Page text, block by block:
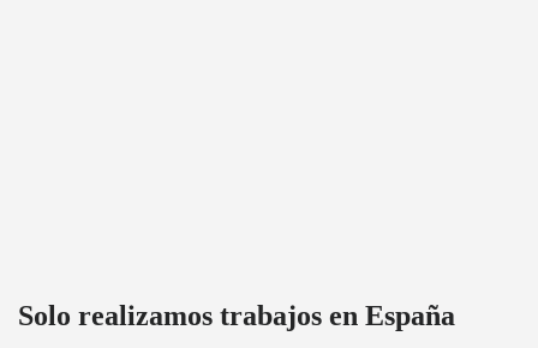
Solo realizamos trabajos en España